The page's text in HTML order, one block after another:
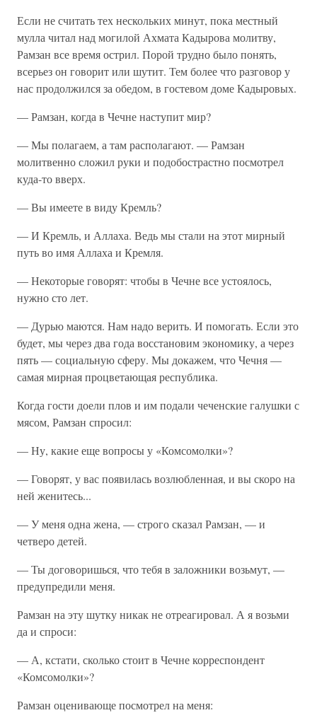
Если не считать тех нескольких минут, пока местный
мулла читал над могилой Ахмата Кадырова молитву,
Рамзан все время острил. Порой трудно было понять,
всерьез он говорит или шутит. Тем более что разговор у
нас продолжился за обедом, в гостевом доме Кадыровых.
— Рамзан, когда в Чечне наступит мир?
— Мы полагаем, а там располагают. — Рамзан
молитвенно сложил руки и подобострастно посмотрел
куда-то вверх.
— Вы имеете в виду Кремль?
— И Кремль, и Аллаха. Ведь мы стали на этот мирный
путь во имя Аллаха и Кремля.
— Некоторые говорят: чтобы в Чечне все устоялось,
нужно сто лет.
— Дурью маются. Нам надо верить. И помогать. Если это
будет, мы через два года восстановим экономику, а через
пять — социальную сферу. Мы докажем, что Чечня —
самая мирная процветающая республика.
Когда гости доели плов и им подали чеченские галушки с
мясом, Рамзан спросил:
— Ну, какие еще вопросы у «Комсомолки»?
— Говорят, у вас появилась возлюбленная, и вы скоро на
ней женитесь...
— У меня одна жена, — строго сказал Рамзан, — и
четверо детей.
— Ты договоришься, что тебя в заложники возьмут, —
предупредили меня.
Рамзан на эту шутку никак не отреагировал. А я возьми
да и спроси:
— А, кстати, сколько стоит в Чечне корреспондент
«Комсомолки»?
Рамзан оценивающе посмотрел на меня: